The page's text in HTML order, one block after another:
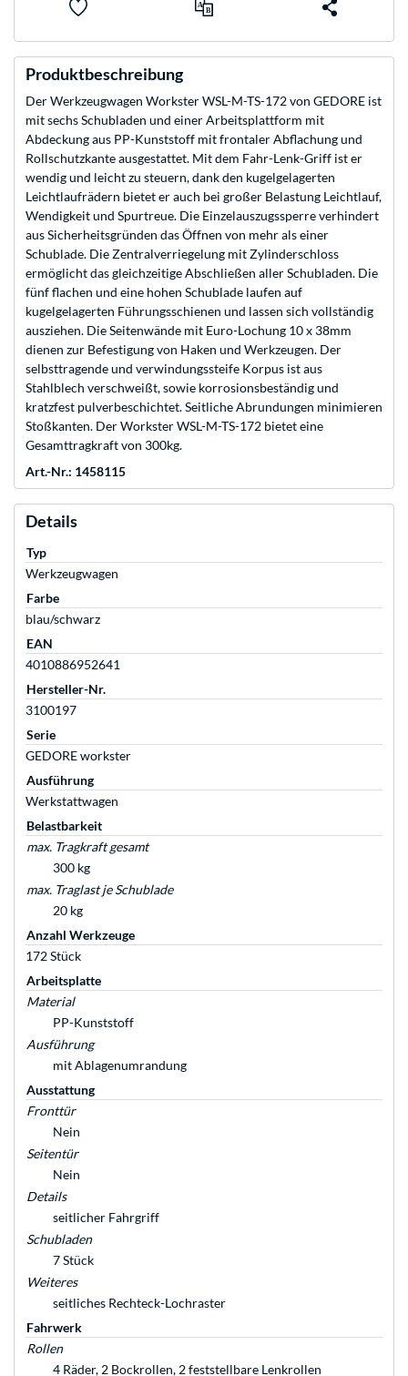
Produktbeschreibung
Der Werkzeugwagen Workster WSL-M-TS-172 von GEDORE ist
mit sechs Schubladen und einer Arbeitsplattform mit
Abdeckung aus PP-Kunststoff mit frontaler Abflachung und
Rollschutzkante ausgestattet. Mit dem Fahr-Lenk-Griff ist er
wendig und leicht zu steuern, dank den kugelgelagerten
Leichtlaufrädern bietet er auch bei großer Belastung Leichtlauf,
Wendigkeit und Spurtreue. Die Einzelauszugssperre verhindert
aus Sicherheitsgründen das Öffnen von mehr als einer
Schublade. Die Zentralverriegelung mit Zylinderschloss
ermöglicht das gleichzeitige Abschließen aller Schubladen. Die
fünf flachen und eine hohen Schublade laufen auf
kugelgelagerten Führungsschienen und lassen sich vollständig
ausziehen. Die Seitenwände mit Euro-Lochung 10 x 38mm
dienen zur Befestigung von Haken und Werkzeugen. Der
selbsttragende und verwindungssteife Korpus ist aus
Stahlblech verschweißt, sowie korrosionsbeständig und
kratzfest pulverbeschichtet. Seitliche Abrundungen minimieren
Stoßkanten. Der Workster WSL-M-TS-172 bietet eine
Gesamttragkraft von 300kg.
Art.-Nr.: 1458115
Details
Typ
Werkzeugwagen
Farbe
blau/schwarz
EAN
4010886952641
Hersteller-Nr.
3100197
Serie
GEDORE workster
Ausführung
Werkstattwagen
Belastbarkeit
max. Tragkraft gesamt
300 kg
max. Traglast je Schublade
20 kg
Anzahl Werkzeuge
172 Stück
Arbeitsplatte
Material
PP-Kunststoff
Ausführung
mit Ablagenumrandung
Ausstattung
Fronttür
Nein
Seitentür
Nein
Details
seitlicher Fahrgriff
Schubladen
7 Stück
Weiteres
seitliches Rechteck-Lochraster
Fahrwerk
Rollen
4 Räder, 2 Bockrollen, 2 feststellbare Lenkrollen